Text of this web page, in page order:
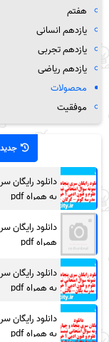
هفتم
یازدهم انسانی
یازدهم تجربی
یازدهم ریاضی
محصولات
موفقیت
دانلود
به همراه pdf
دانلود رایگان
همراه pdf
دانلود
به همراه pdf
دانلود رایگان
به همراه pdf